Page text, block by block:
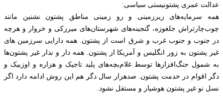
عدالت عمری پشتونیستی سیاسی:
همه سرمایه‌های زیرزمینی و رو زمینی مناطق پشتون نشنین مانند
چوب‌چارتراش جلغوزه، گنجینه‌های شهرستان‌‌های میرزکی و خروار و هر‌چه
در جنوب و جنوب غرب و شرق است از پشتون. همه دارایی‌ سرزمین های
غیر پشتون به زور انگلیس و آمریکا از پشتون. همه دار و ندار غیر پشتون‌ها
به شمول جنگ‌افزار‌ها توسط غلام‌بچه‌های پلید تاجیک و هزاره و اوزبیک و
دگر اقوام در خدمت پشتون. صدهزار سال دگر هم این روش ادامه دارد اگر
نسل نو غیر پشتون هوشیار و مستقل نشود.